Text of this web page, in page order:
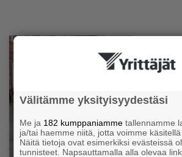
Välitämme yksityisyydestäsi
Me ja 182 kumppaniamme tallennamme
ja/tai haemme niitä, jotta voimme käsitellä
Näitä tietoja ovat esimerkiksi evästeissä
tunnisteet. Napsauttamalla alla olevaa